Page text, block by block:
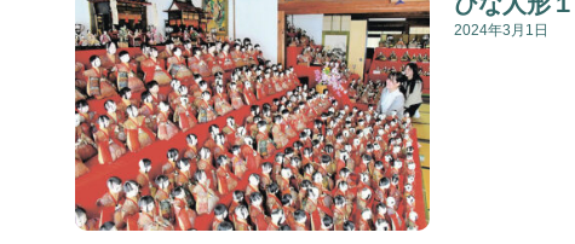
2024年3月1日